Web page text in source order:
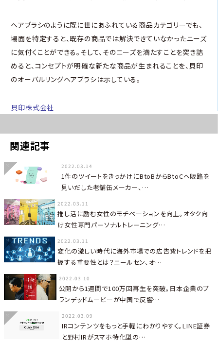
ヘアブラシのように既に世にあふれている商品カテゴリーでも、
場面を特定すると、既存の商品では解決できていなかったニーズ
に気付くことができる。そして、そのニーズを満たすことを突き詰
めると、コンセプトが明確な新たな商品が生まれることを、貝印
のオーバルリングヘアブラシは示している。
貝印株式会社
関連記事
2022.03.14
1件のツイートをきっかけにBtoBからBtoCへ販路を
見いだした老舗缶メーカー、…
2022.03.11
推し活に励む女性のモチベーションを向上。オタク向
け女性専門パーソナルトレーニング…
2022.03.11
変化の激しい時代に海外市場での広告費トレンドを把
握する重要性とは？ニールセン、オ…
2022.03.10
公開から1週間で100万回再生を突破。日本企業のブ
ランデッドムービーが中国で反響…
2022.03.09
IRコンテンツをもっと手軽にわかりやすく。LINE証券
と野村IRがスマホ特化型の…